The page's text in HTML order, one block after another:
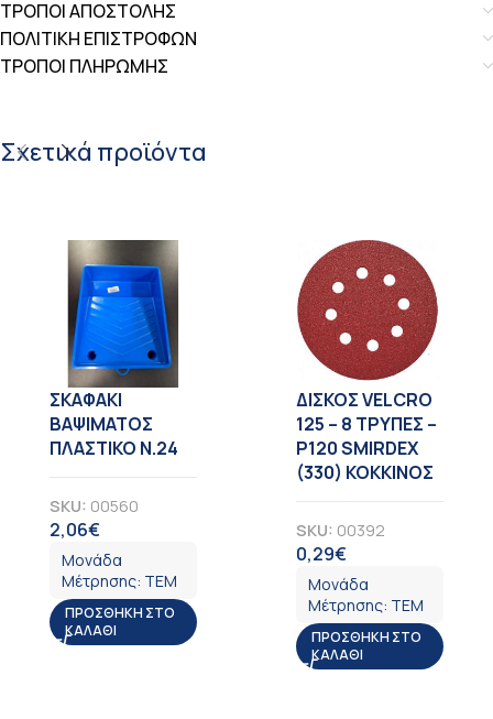
ΤΡΟΠΟΙ ΑΠΟΣΤΟΛΗΣ
ΠΟΛΙΤΙΚΗ ΕΠΙΣΤΡΟΦΩΝ
ΤΡΟΠΟΙ ΠΛΗΡΩΜΗΣ
Σχετικά προϊόντα
ΣΚΑΦΑΚΙ
ΒΑΨΙΜΑΤΟΣ
ΠΛΑΣΤΙΚΟ Ν.24
SKU: 00560
2,06€
Μονάδα
Μέτρησης: ΤΕΜ
ΠΡΟΣΘΉΚΗ ΣΤΟ
ΚΑΛΆΘΙ
ΔΙΣΚΟΣ VELCRO
125 – 8 TΡΥΠΕΣ –
Ρ120 SMIRDEX
(330) ΚΟΚΚΙΝΟΣ
SKU: 00392
0,29€
Μονάδα
Μέτρησης: ΤΕΜ
ΠΡΟΣΘΉΚΗ ΣΤΟ
ΚΑΛΆΘΙ